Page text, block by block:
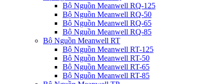
Bộ Nguồn Meanwell RQ-125
Bộ Nguồn Meanwell RQ-50
Bộ Nguồn Meanwell RQ-65
Bộ Nguồn Meanwell RQ-85
Bộ Nguồn Meanwell RT
Bộ Nguồn Meanwell RT-125
Bộ Nguồn Meanwell RT-50
Bộ Nguồn Meanwell RT-65
Bộ Nguồn Meanwell RT-85